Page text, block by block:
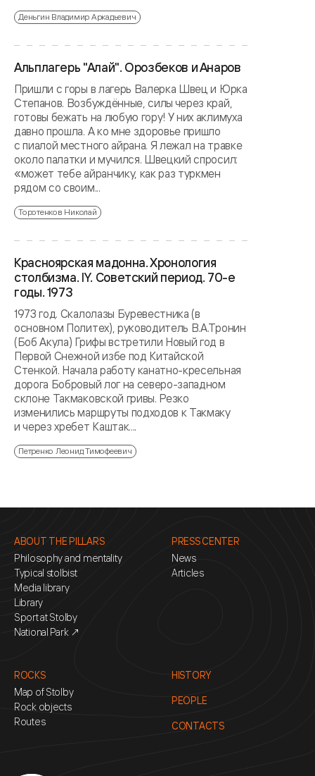
Деньгин Владимир Аркадьевич
Альплагерь "Алай". Орозбеков и Анаров
Пришли с горы в лагерь Валерка Швец и Юрка
Степанов. Возбуждённые, силы через край,
готовы бежать на любую гору! У них аклимуха
давно прошла. А ко мне здоровье пришло
с пиалой местного айрана. Я лежал на травке
около палатки и мучился. Швецкий спросил:
«может тебе айранчику, как раз туркмен
рядом со своим...
Торотенков Николай
Красноярская мадонна. Хронология
столбизма. IY. Советский период. 70-е
годы. 1973
1973 год. Скалолазы Буревестника (в
основном Политех), руководитель В.А.Тронин
(Боб Акула) Грифы встретили Новый год в
Первой Снежной избе под Китайской
Стенкой. Начала работу канатно-кресельная
дорога Бобровый лог на северо-западном
склоне Такмаковской гривы. Резко
изменились маршруты подходов к Такмаку
и через хребет Каштак....
Петренко Леонид Тимофеевич
ABOUT THE PILLARS
Philosophy and mentality
Typical stolbist
Media library
Library
Sport at Stolby
National Park ↗
PRESS CENTER
News
Articles
ROCKS
Map of Stolby
Rock objects
Routes
HISTORY
PEOPLE
CONTACTS